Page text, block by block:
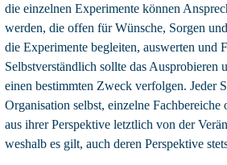
die einzelnen Experimente können
werden, die offen für Wünsche, Sorgen
die Experimente begleiten, auswerten und
Selbstverständlich sollte das Ausprobieren
einen bestimmten Zweck verfolgen. Jeder
Organisation selbst, einzelne
aus ihrer Perspektive letztlich von der
weshalb es gilt, auch deren Perspektive